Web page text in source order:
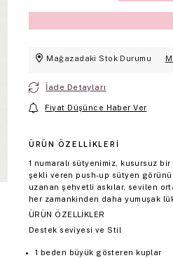
Mağazadaki Stok Durumu
İade Detayları
Fiyat Düşünce Haber Ver
ÜRÜN ÖZELLIKLERI
1 numaralı sütyenimiz, kusursuz
şekli veren push-up sütyen
uzanan şehvetli askılar, sevilen
her zamankinden daha yumuşak
ÜRÜN ÖZELLİKLER
Destek seviyesi ve Stil
1 beden büyük gösteren kuplar